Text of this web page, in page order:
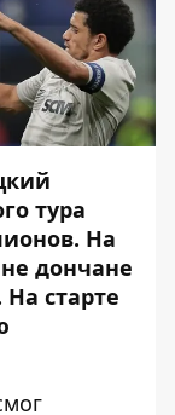
тура
На
дончане
старте